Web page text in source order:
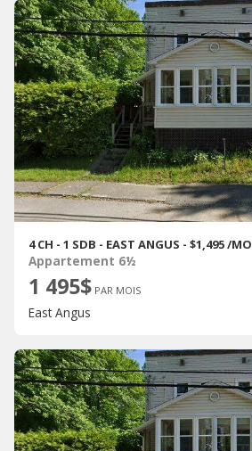
4 CH - 1 SDB - EAST ANGUS - $1,495 /MO
Appartement 6½
1 495$ PAR MOIS
East Angus